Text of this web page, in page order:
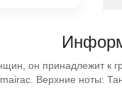
он принадлежит к
Верхние ноты: